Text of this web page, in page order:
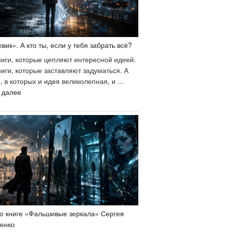
А кто ты, если у тебя забрать всё?
которые цепляют интересной идеей.
которые заставляют задуматься. А
в которых и идея великолепная, и …
далее««Черновик».
кто
если
у
тебя
забрать
всё?»
книге «Фальшивые зеркала» Сергея